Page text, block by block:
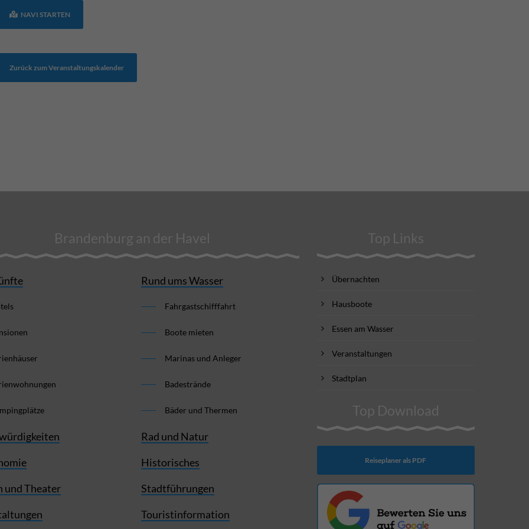
NAVI STARTEN
Zurück zum Veranstaltungskalender
Brandenburg an der Havel
und Theater
Rund ums Wasser
Fahrgastschifffahrt
Boote mieten
Marinas und Anleger
Badestrände
Bäder und Thermen
Rad und Natur
Historisches
Stadtführungen
Touristinformation
Top Links
Übernachten
Hausboote
Essen am Wasser
Veranstaltungen
Stadtplan
Top Download
Reiseplaner als PDF